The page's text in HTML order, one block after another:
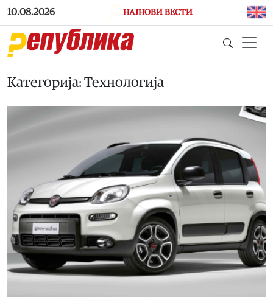
Skip to main content
10.08.2026 НАЈНОВИ ВЕСТИ
Категорија: Технологија